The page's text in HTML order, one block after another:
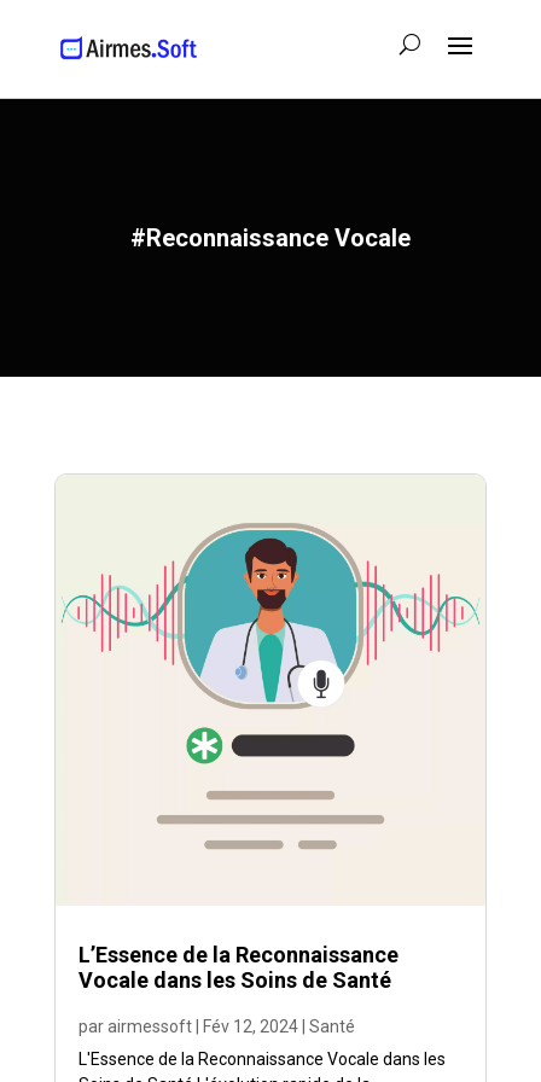
#Reconnaissance Vocale
L’Essence de la Reconnaissance
Vocale dans les Soins de Santé
parairmessoft| Fév 12, 2024| Santé
L'Essence de la Reconnaissance Vocale dans les